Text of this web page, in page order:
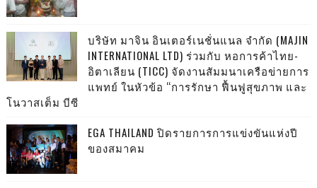
บริษัท มาจิน อินเตอร์เนชั่นแนล จำกัด (MAJIN
INTERNATIONAL LTD) ร่วมกับ หอการค้าไทย-
อิตาเลียน (TICC) จัดงานสัมมนาเครือข่ายการ
แพทย์ ในหัวข้อ “การรักษา ฟื้นฟูสุขภาพ และ
โนวาสเต็ม บีซี
EGA THAILAND ปิดรายการการแข่งขันแห่งปี
ของสมาคม